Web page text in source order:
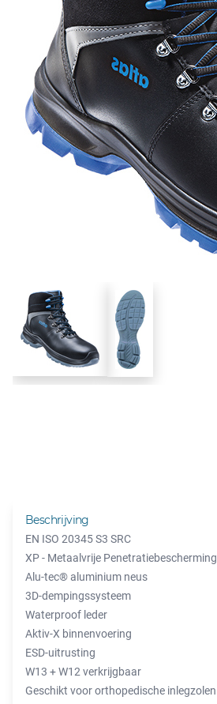
Beschrijving
EN ISO 20345 S3 SRC
XP - Metaalvrije Penetratiebescherming
Alu-tec® aluminium neus
3D-dempingssysteem
Waterproof leder
Aktiv-X binnenvoering
ESD-uitrusting
W13 + W12 verkrijgbaar
Geschikt voor orthopedische inlegzolen